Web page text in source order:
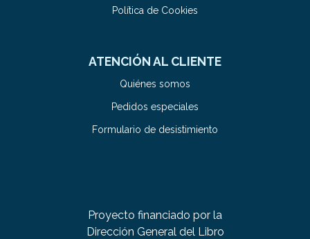
Política de Cookies
ATENCIÓN AL CLIENTE
Quiénes somos
Pedidos especiales
Formulario de desistimiento
Proyecto financiado por la
Dirección General del Libro